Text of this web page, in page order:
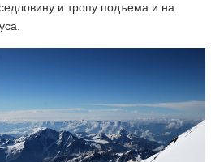
и тропу подъема и на